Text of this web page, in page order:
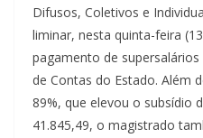
Difusos, Coletivos e
liminar, nesta quinta-feira
pagamento de
de Contas do Estado. Além
89%, que elevou o subsídio
41.845,49, o magistrado